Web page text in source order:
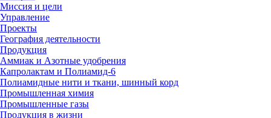
Миссия и цели
Управление
Проекты
География деятельности
Продукция
Аммиак и Азотные удобрения
Капролактам и Полиамид-6
Полиамидные нити и ткани, шинный корд
Промышленная химия
Промышленные газы
Продукция в жизни